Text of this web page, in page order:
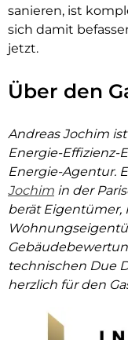
sanieren, ist
sich damit
jetzt.
Über den
Andreas Jochim
Energie-Effizienz-
Energie-Agentur.
Jochim in der
berät Eigentümer,
technischen Due
herzlich für den